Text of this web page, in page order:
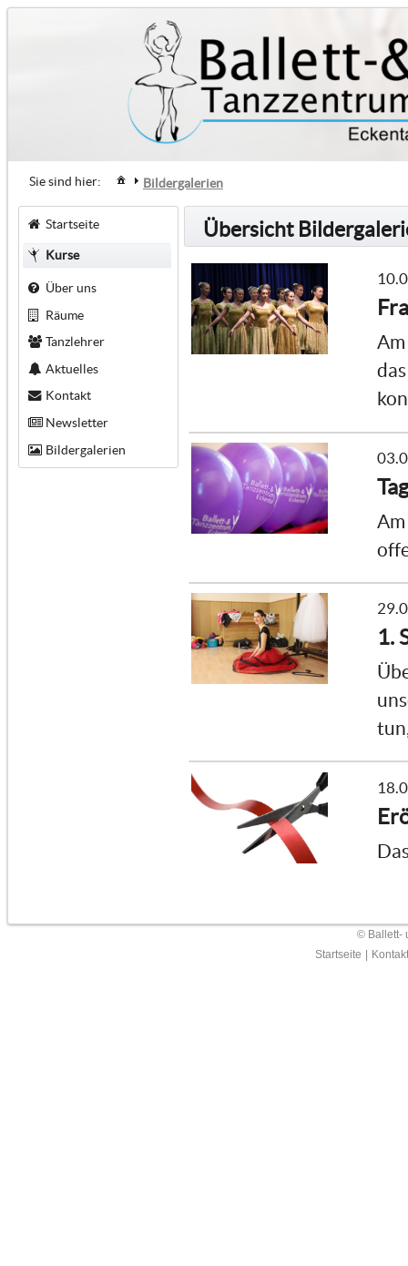
Sie sind hier: Bildergalerien
Startseite
Kurse
Über uns
Räume
Tanzlehrer
Aktuelles
Kontakt
Newsletter
Bildergalerien
Übersicht
1.
© Ballett-
Startseite
Kontakt